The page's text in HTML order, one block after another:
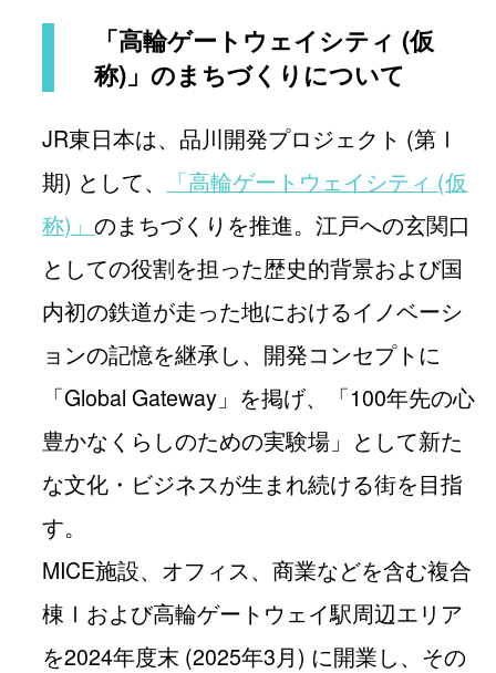
「高輪ゲートウェイシティ (仮
称)」のまちづくりについて
JR東日本は、品川開発プロジェクト (第Ⅰ
期) として、
「高輪ゲートウェイシティ (仮
称)」のまちづくりを推進。江戸への玄関口
としての役割を担った歴史的背景および国
内初の鉄道が走った地におけるイノベーシ
ョンの記憶を継承し、開発コンセプトに
「Global Gateway」を掲げ、「100年先の心
豊かなくらしのための実験場」として新た
な文化・ビジネスが生まれ続ける街を目指
す。
MICE施設、オフィス、商業などを含む複合
棟Ⅰおよび高輪ゲートウェイ駅周辺エリア
を2024年度末 (2025年3月) に開業し、その